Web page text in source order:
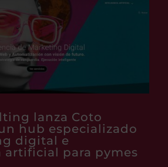
lanza Coto
hub especializado
digital e
para pymes